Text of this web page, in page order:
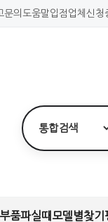
문의 도움말입점업체신청
부품파실때 모델별찾기